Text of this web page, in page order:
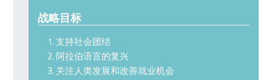
战略目标
支持社会团结
阿拉伯语言的复兴
关注人类发展和改善就业机会